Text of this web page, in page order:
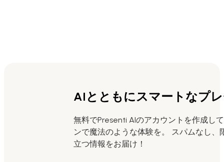
AIとともにスマートなプ
無料でPresenti AIのアカウントを作成し
ンで魔法のような体験を。 スパムなし、
立つ情報をお届け！